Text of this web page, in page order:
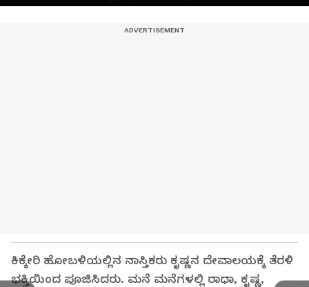
ಕಿಕ್ಕೇರಿ ಹೋಬಳಿಯಲ್ಲಿನ ನಾಸ್ತಿಕರು ಕೃಷ್ಣನ ದೇವಾಲಯಕ್ಕೆ ತೆರಳಿ
ಭಕ್ತಿಯಿಂದ ಪೂಜಿಸಿದರು. ಮನೆ ಮನೆಗಳಲ್ಲಿ ರಾಧಾ, ಕೃಷ್ಣ,